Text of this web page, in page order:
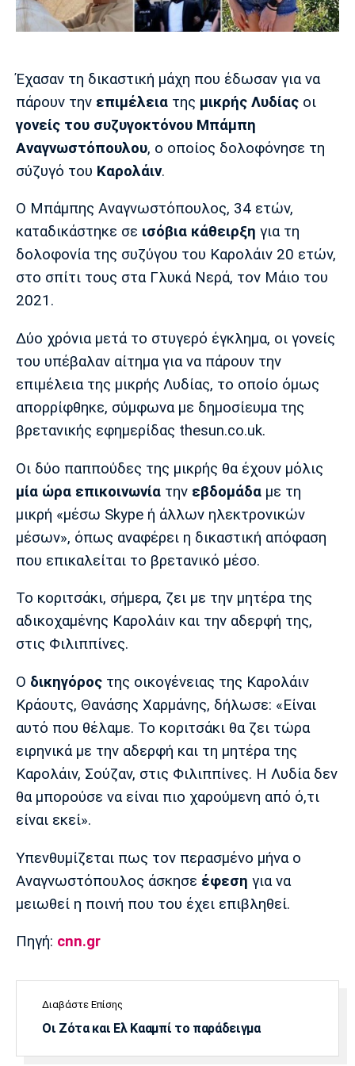
Cine Spot
Running
Media
Παρασκήνιο
Μπαρτσελόνα
Γιουνάιτεντ
Τσέλσι
Λίβερπουλ
Μάντσεστερ
Γιουβέντους
Μπορούσια
Ντόρτμουντ
Παρί Σεν
Ζερμέν
Μαρσέιγ
Μονακό
Πόρτο Μπενφίκα
Έχασαν τη δικαστική μάχη που έδωσαν για να
πάρουν την επιμέλεια της μικρής Λυδίας οι
γονείς του συζυγοκτόνου Μπάμπη
Αναγνωστόπουλου, o οποίος δολοφόνησε τη
σύζυγό του Καρολάιν.
Ο Μπάμπης Αναγνωστόπουλος, 34 ετών,
καταδικάστηκε σε ισόβια κάθειρξη για τη
δολοφονία της συζύγου του Καρολάιν 20 ετών,
στο σπίτι τους στα Γλυκά Νερά, τον Μάιο του
2021.
Δύο χρόνια μετά το στυγερό έγκλημα, οι γονείς
του υπέβαλαν αίτημα για να πάρουν την
επιμέλεια της μικρής Λυδίας, το οποίο όμως
απορρίφθηκε, σύμφωνα με δημοσίευμα της
βρετανικής εφημερίδας thesun.co.uk.
Οι δύο παππούδες της μικρής θα έχουν μόλις
μία ώρα επικοινωνία την εβδομάδα με τη
μικρή «μέσω Skype ή άλλων ηλεκτρονικών
μέσων», όπως αναφέρει η δικαστική απόφαση
που επικαλείται το βρετανικό μέσο.
Το κοριτσάκι, σήμερα, ζει με την μητέρα της
αδικοχαμένης Καρολάιν και την αδερφή της,
στις Φιλιππίνες.
Ο δικηγόρος της οικογένειας της Καρολάιν
Κράουτς, Θανάσης Χαρμάνης, δήλωσε: «Είναι
αυτό που θέλαμε. Το κοριτσάκι θα ζει τώρα
ειρηνικά με την αδερφή και τη μητέρα της
Καρολάιν, Σούζαν, στις Φιλιππίνες. Η Λυδία δεν
θα μπορούσε να είναι πιο χαρούμενη από ό,τι
είναι εκεί».
Υπενθυμίζεται πως τον περασμένο μήνα ο
Αναγνωστόπουλος άσκησε έφεση για να
μειωθεί η ποινή που του έχει επιβληθεί.
Πηγή: cnn.gr
Διαβάστε Επίσης
Οι Ζότα και Ελ Κααμπί το παράδειγμα